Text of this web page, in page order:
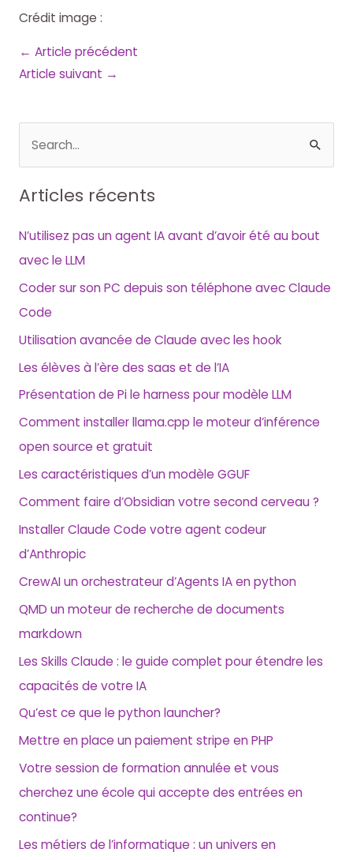
Crédit image :Navigation
l’article
← Article précédent
Article suivant →
h
e
r
c
h
:
Articles récents
N’utilisez pas un agent IA avant d’avoir été au bout
avec le LLM
Coder sur son PC depuis son téléphone avec Claude
Code
Utilisation avancée de Claude avec les hook
Les élèves à l’ère des saas et de l’IA
Présentation de Pi le harness pour modèle LLM
Comment installer llama.cpp le moteur d’inférence
open source et gratuit
Les caractéristiques d’un modèle GGUF
Comment faire d’Obsidian votre second cerveau ?
Installer Claude Code votre agent codeur
d’Anthropic
CrewAI un orchestrateur d’Agents IA en python
QMD un moteur de recherche de documents
markdown
Les Skills Claude : le guide complet pour étendre les
capacités de votre IA
Qu’est ce que le python launcher?
Mettre en place un paiement stripe en PHP
Votre session de formation annulée et vous
cherchez une école qui accepte des entrées en
continue?
Les métiers de l’informatique : un univers en